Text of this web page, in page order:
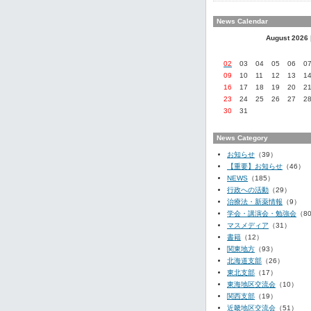
News Calendar
August 2026
02
03 04 05 06 07
09
10 11 12 13 14
16
17 18 19 20 21
23
24 25 26 27 28
30
31
News Category
お知らせ （39）
【重要】お知らせ （46）
NEWS （185）
行政への活動 （29）
治療法・新薬情報 （9）
学会・講演会・勉強会 （
マスメディア （31）
書籍 （12）
関東地方 （93）
北海道支部 （26）
東北支部 （17）
東海地区交流会 （10）
関西支部 （19）
近畿地区交流会 （51）